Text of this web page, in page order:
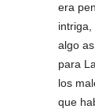
era
algo
para
los
que